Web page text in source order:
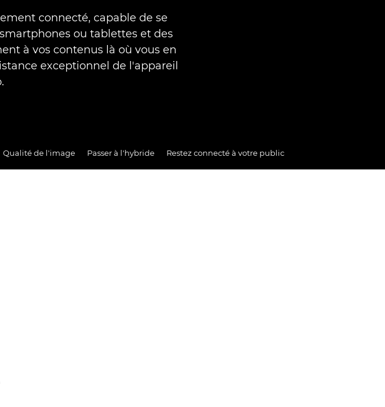
connecté, capable de se
ou tablettes et des
à vos contenus là où vous en
exceptionnel de l'appareil
Qualité de l'image Passer à l'hybride Restez connecté à votre public